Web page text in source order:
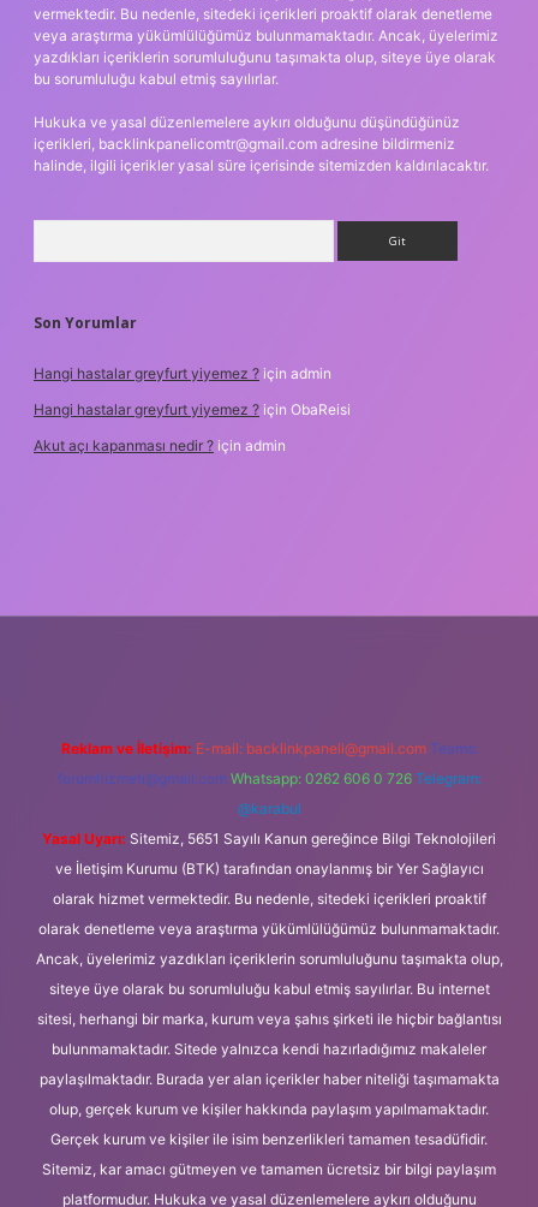
vermektedir. Bu nedenle, sitedeki içerikleri proaktif olarak denetleme
veya araştırma yükümlülüğümüz bulunmamaktadır. Ancak, üyelerimiz
yazdıkları içeriklerin sorumluluğunu taşımakta olup, siteye üye olarak
bu sorumluluğu kabul etmiş sayılırlar.
Hukuka ve yasal düzenlemelere aykırı olduğunu düşündüğünüz
içerikleri, backlinkpanelicomtr@gmail.com adresine bildirmeniz
halinde, ilgili içerikler yasal süre içerisinde sitemizden kaldırılacaktır.
Son Yorumlar
Hangi hastalar greyfurt yiyemez ? için admin
Hangi hastalar greyfurt yiyemez ? için ObaReisi
Akut açı kapanması nedir ? için admin
Reklam ve İletişim: E-mail: backlinkpaneli@gmail.com Teams:
forumhizmeti@gmail.com Whatsapp: 0262 606 0 726 Telegram:
@karabul
Yasal Uyarı: Sitemiz, 5651 Sayılı Kanun gereğince Bilgi Teknolojileri
ve İletişim Kurumu (BTK) tarafından onaylanmış bir Yer Sağlayıcı
olarak hizmet vermektedir. Bu nedenle, sitedeki içerikleri proaktif
olarak denetleme veya araştırma yükümlülüğümüz bulunmamaktadır.
Ancak, üyelerimiz yazdıkları içeriklerin sorumluluğunu taşımakta olup,
siteye üye olarak bu sorumluluğu kabul etmiş sayılırlar. Bu internet
sitesi, herhangi bir marka, kurum veya şahıs şirketi ile hiçbir bağlantısı
bulunmamaktadır. Sitede yalnızca kendi hazırladığımız makaleler
paylaşılmaktadır. Burada yer alan içerikler haber niteliği taşımamakta
olup, gerçek kurum ve kişiler hakkında paylaşım yapılmamaktadır.
Gerçek kurum ve kişiler ile isim benzerlikleri tamamen tesadüfidir.
Sitemiz, kar amacı gütmeyen ve tamamen ücretsiz bir bilgi paylaşım
platformudur. Hukuka ve yasal düzenlemelere aykırı olduğunu